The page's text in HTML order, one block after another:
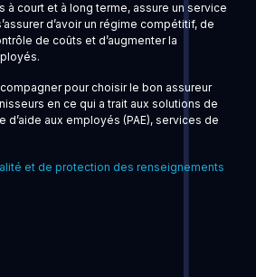
à court et à long terme, assure un service
d’avoir un régime compétitif, de
de coûts et d’augmenter la
pour choisir le bon assureur
en ce qui a trait aux solutions de
aux employés (PAE), services de
et de protection des renseignements